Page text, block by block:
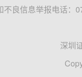
不良信息举报电话：
深圳